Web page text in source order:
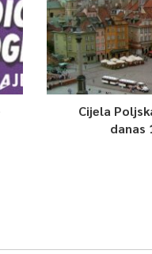
Cijela
danas